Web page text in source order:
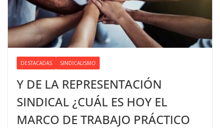
DESTACADAS SINDICALISMO
Y DE LA REPRESENTACIÓN
SINDICAL ¿CUÁL ES HOY EL
MARCO DE TRABAJO PRÁCTICO